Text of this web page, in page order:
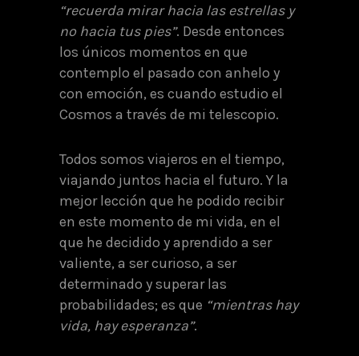
“recuerda mirar hacia las estrellas y
no hacia tus pies”. Desde entonces
los únicos momentos en que
contemplo el pasado con anhelo y
con emoción, es cuando estudio el
Cosmos a través de mi telescopio.
Todos somos viajeros en el tiempo,
viajando juntos hacia el futuro. Y la
mejor lección que he podido recibir
en este momento de mi vida, en el
que he decidido y aprendido a ser
valiente, a ser curioso, a ser
determinado y superar las
probabilidades; es que “mientras hay
vida, hay esperanza”.